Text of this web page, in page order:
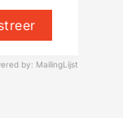
by: MailingLijst